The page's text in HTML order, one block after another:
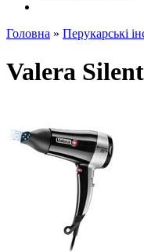
Головна » Перукарські
Valera